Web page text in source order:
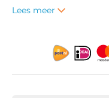
Lees meer